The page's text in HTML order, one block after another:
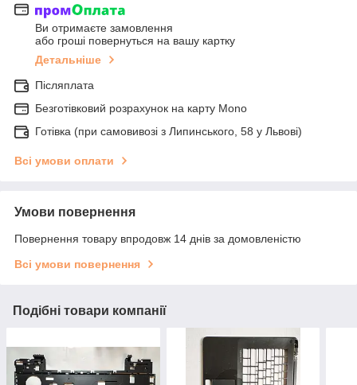
Ви отримаєте замовлення
або гроші повернуться на вашу картку
Детальніше
Післяплата
Безготівковий розрахунок на карту Mono
Готівка (при самовивозі з Липинського, 58 у Львові)
Всі умови оплати
Умови повернення
Повернення товару впродовж 14 днів за домовленістю
Всі умови повернення
Подібні товари компанії